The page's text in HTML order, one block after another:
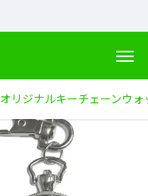
オリジナルキーチェーンウ